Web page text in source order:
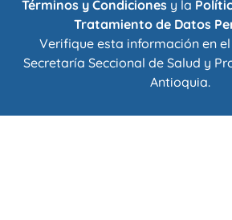
Términos y Condicionesy la
Tratamiento de Datos
Verifique esta información en
Secretaría Seccional de Salud y
Antioquia.